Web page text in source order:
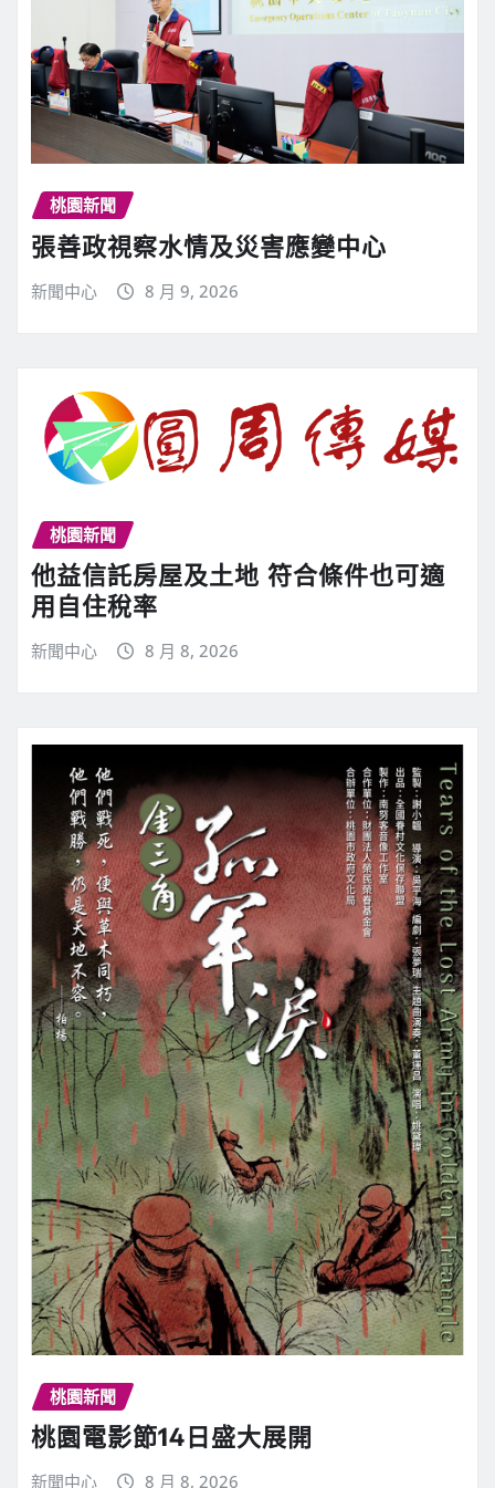
桃園新聞
張善政視察水情及災害應變中心
新聞中心 8 月 9, 2026
桃園新聞
他益信託房屋及土地 符合條件也可適
用自住稅率
新聞中心 8 月 8, 2026
桃園新聞
桃園電影節14日盛大展開
新聞中心 8 月 8, 2026